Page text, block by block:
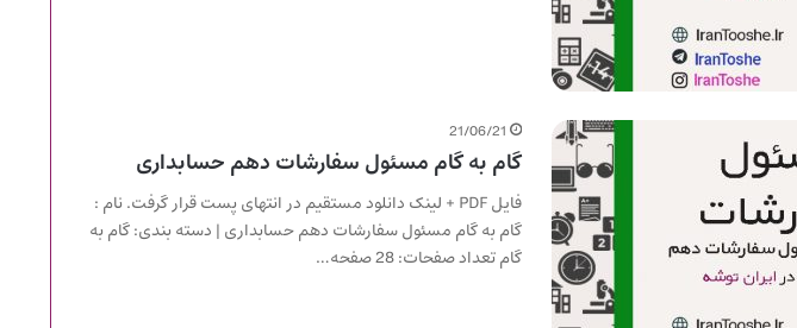
21/06/21
گام به گام مسئول سفارشات دهم حسابداری
فایل PDF + لینک دانلود مستقیم در انتهای پست قرار گرفت. نام :
گام به گام مسئول سفارشات دهم حسابداری | دسته بندی: گام به
گام تعداد صفحات: 28 صفحه…